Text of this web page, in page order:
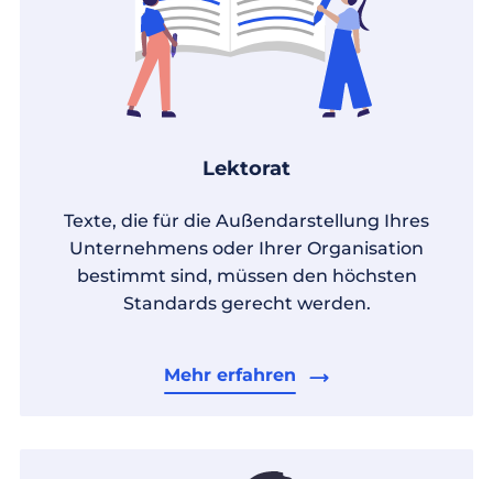
Lektorat
Texte, die für die Außendarstellung Ihres
Unternehmens oder Ihrer Organisation
bestimmt sind, müssen den höchsten
Standards gerecht werden.
Mehr erfahren